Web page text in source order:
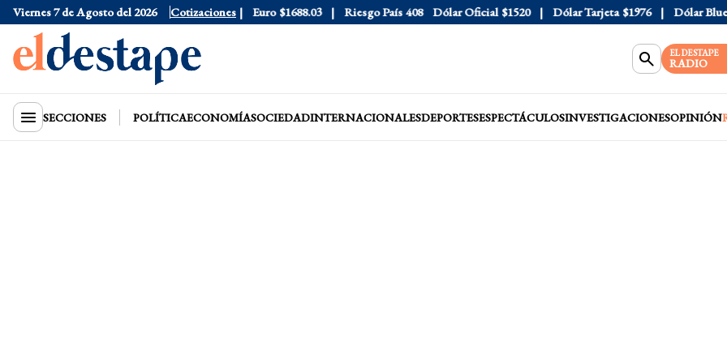
Viernes 7 de Agosto del 2026 Cotizaciones
Dólar Blue $1530 Dólar CCL $1577.3 Euro $1688.03 Riesgo País 408 Dólar Oficial $1520 Dólar Tarjeta $1976 Dólar Blue
EL DESTAPE
RADIO
SECCIONES POLÍTICAECONOMÍASOCIEDADINTERNACIONALESDEPORTESESPECTÁCULOSINVESTIGACIONESOPINIÓN